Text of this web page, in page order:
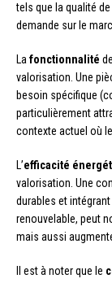
tels que la qualité
demande sur le
La fonctionnalité
valorisation. Une
besoin spécifique
particulièrement
contexte actuel où
L’efficacité
valorisation. Une
durables et
renouvelable, peut
mais aussi
Il est à noter que le